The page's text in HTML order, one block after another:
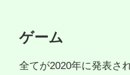
ゲーム
全てが2020年に発表さ